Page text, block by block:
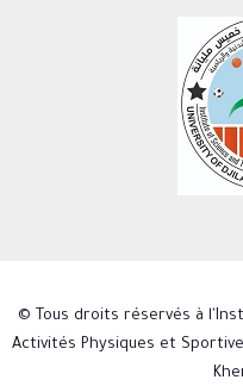
© Tous droits réservés à
Activités Physiques et